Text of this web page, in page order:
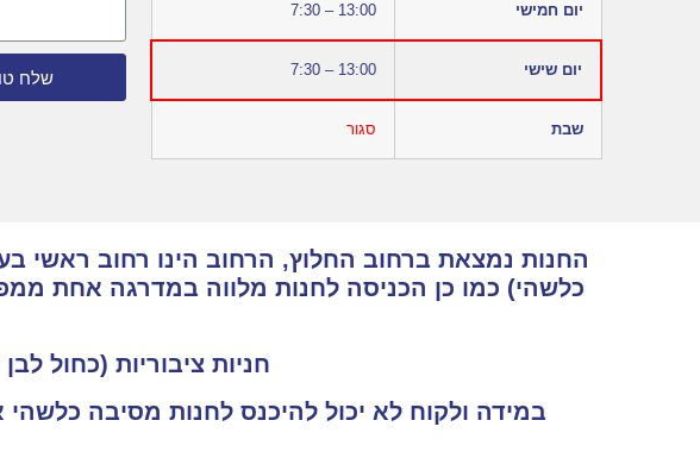
יום חמישי 7:30 – 13:00
יום שישי 7:30 – 13:00
שבת סגור
שלח
החנות נמצאת ברחוב החלוץ, הרחוב הינו רחוב ראשי
כלשהי) כמו כן הכניסה לחנות מלווה במדרגה אחת
חניות ציבוריות (כחול
במידה ולקוח לא יכול להיכנס לחנות מסיבה